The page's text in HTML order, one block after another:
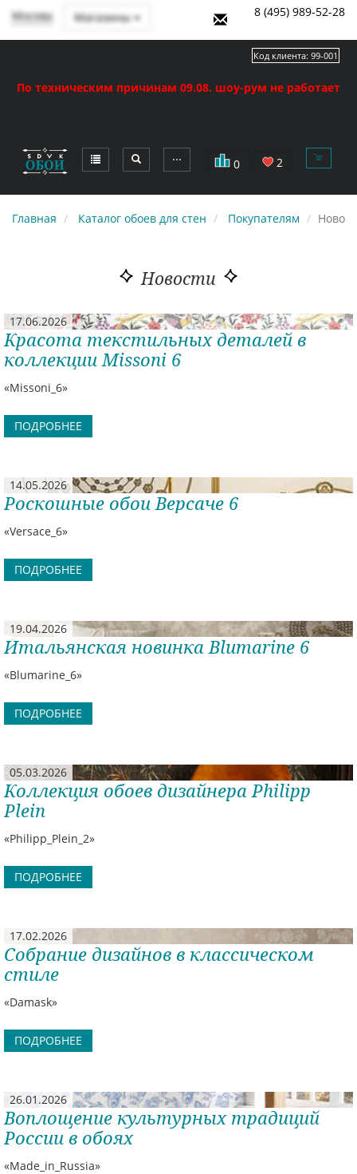
Москва Магазины 8 (495) 989-52-28
По техническим причинам 09.08. шоу-рум не работает
⋯ 0 2
Код клиента: 99-001
Главная Каталог обоев для стен Покупателям
Новости
17.06.2026
Красота текстильных деталей в
коллекции Missoni 6
«Missoni_6»
ПОДРОБНЕЕ
14.05.2026
Роскошные обои Версаче 6
«Versace_6»
ПОДРОБНЕЕ
19.04.2026
Итальянская новинка Blumarine 6
«Blumarine_6»
ПОДРОБНЕЕ
05.03.2026
Коллекция обоев дизайнера Philipp
Plein
«Philipp_Plein_2»
ПОДРОБНЕЕ
17.02.2026
Собрание дизайнов в классическом
стиле
«Damask»
ПОДРОБНЕЕ
26.01.2026
Воплощение культурных традиций
России в обоях
«Made_in_Russia»